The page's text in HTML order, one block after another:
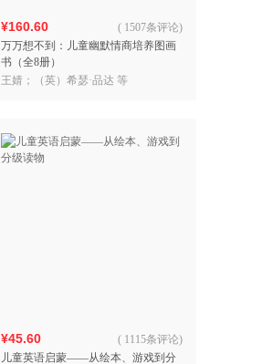
¥160.60
万万想不到：儿童幽默情商培养图画
书（全8册）
( 1507条评论)
王婧；（英）希瑟·品达 等
¥45.60
儿童英语启蒙——从绘本、游戏到分
( 1115条评论)